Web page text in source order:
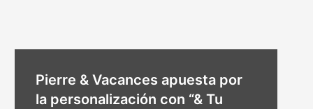
Pierre & Vacances apuesta por
la personalización con “& Tu